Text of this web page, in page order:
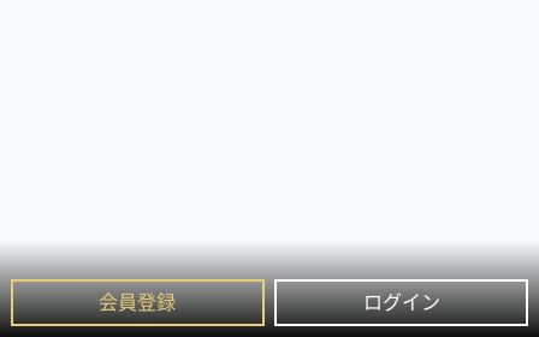
会員登録 ログイン